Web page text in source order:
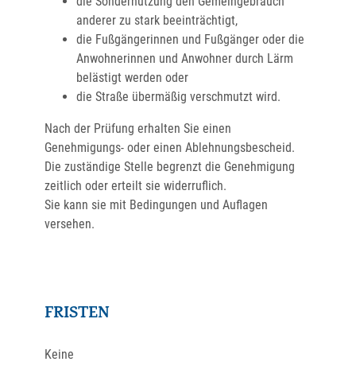
anderer zu stark beeinträchtigt,
die Fußgängerinnen und Fußgänger oder die
Anwohnerinnen und Anwohner durch Lärm
belästigt werden oder
die Straße übermäßig verschmutzt wird.
Nach der Prüfung erhalten Sie einen
Genehmigungs- oder einen Ablehnungsbescheid.
Die zuständige Stelle begrenzt die Genehmigung
zeitlich oder erteilt sie widerruflich.
Sie kann sie mit Bedingungen und Auflagen
versehen.
FRISTEN
Keine